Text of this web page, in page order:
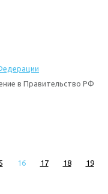
в Правительство РФ
16 17 18 19